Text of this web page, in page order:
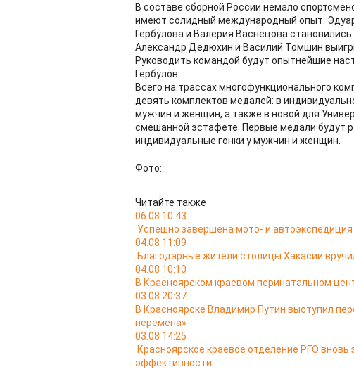
В составе сборной России немало
имеют солидный международный опыт.
Гербулова и Валерия Васнецова
Александр Дедюхин и Василий Томшин
Руководить командой будут опытнейшие
Гербулов.
Всего на трассах многофункционального
девять комплектов медалей: в
мужчин и женщин, а также в новой для
смешанной эстафете. Первые медали будут
индивидуальные гонки у мужчин и женщин.
Фото:
Читайте также
06.08 10:43
Успешно завершена мото- и
04.08 11:09
Благодарные жители столицы Хакасии
04.08 10:10
В Красноярском краевом перинатальном
03.08 20:37
В Красноярске Владимир Путин выступил
перемена»
03.08 14:25
Красноярское краевое отделение РГО
эффективности